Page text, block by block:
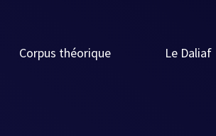
Corpus théorique Le Daliaf